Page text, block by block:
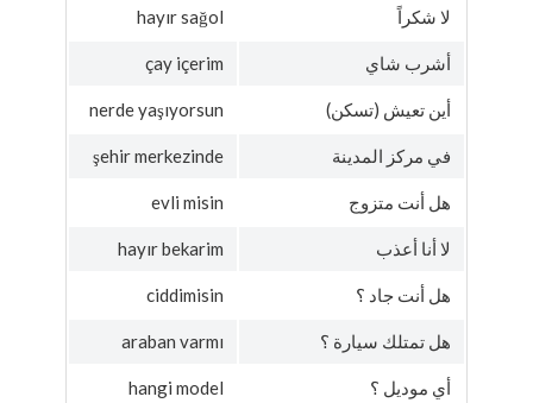
لا شكراً hayır sağol
أشرب شاي çay içerim
أين تعيش (تسكن) nerde yaşıyorsun
في مركز المدينة şehir merkezinde
هل أنت متزوج evli misin
لا أنا أعذب hayır bekarim
هل أنت جاد ؟ ciddimisin
هل تمتلك سيارة ؟ araban varmı
أي موديل ؟ hangi model